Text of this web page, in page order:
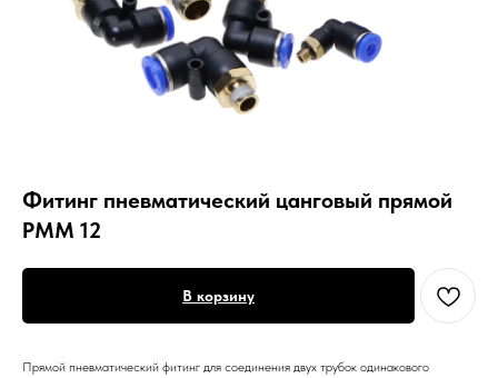
Фитинг пневматический цанговый прямой
PMM 12
В корзину
Прямой пневматический фитинг для соединения двух трубок одинакового